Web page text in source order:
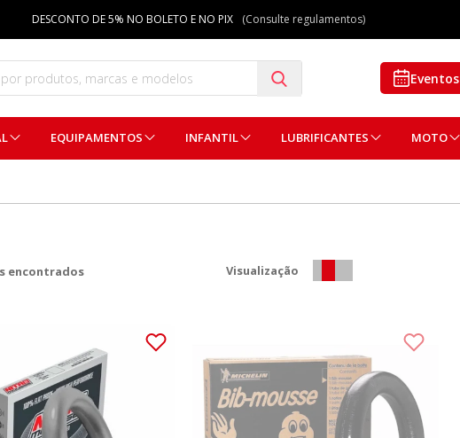
DESCONTO DE 5% NO BOLETO E NO PIX (Consulte regulamentos)
Eventos
EQUIPAMENTOS INFANTIL LUBRIFICANTES MOTO
encontrados Visualização